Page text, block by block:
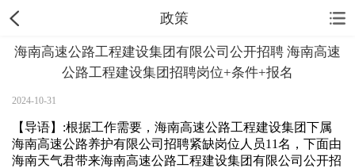
政策
海南高速公路工程建设集团有限公司公开招聘 海南高速
公路工程建设集团招聘岗位+条件+报名
2024-10-31
【导语】:根据工作需要，海南高速公路工程建设集团下属
海南高速公路养护有限公司招聘紧缺岗位人员11名，下面由
海南天气君带来海南高速公路工程建设集团有限公司公开招